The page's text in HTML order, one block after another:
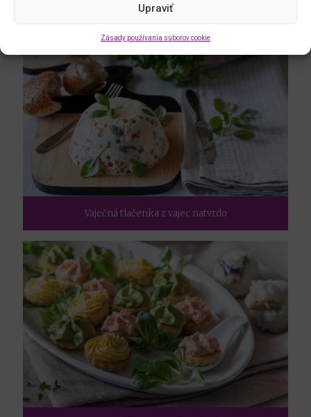
Upraviť
Zásady používania súborov cookie
Hermelínová nátierka s vajcami
Vaječná tlačenka z vajec natvrdo